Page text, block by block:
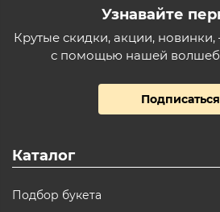
Узнавайте
Крутые скидки, акции,
с помощью нашей
Подписаться
Каталог
Подбор букета